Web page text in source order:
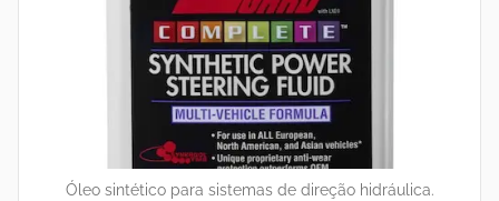
Óleo sintético para sistemas de direção hidráulica.